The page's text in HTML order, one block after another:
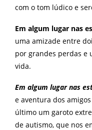
com o tom lúdico e
Em algum lugar nas
uma amizade entre
por grandes perdas e
vida.
Em algum lugar nas
e aventura dos amigos
último um garoto
de autismo, que nos